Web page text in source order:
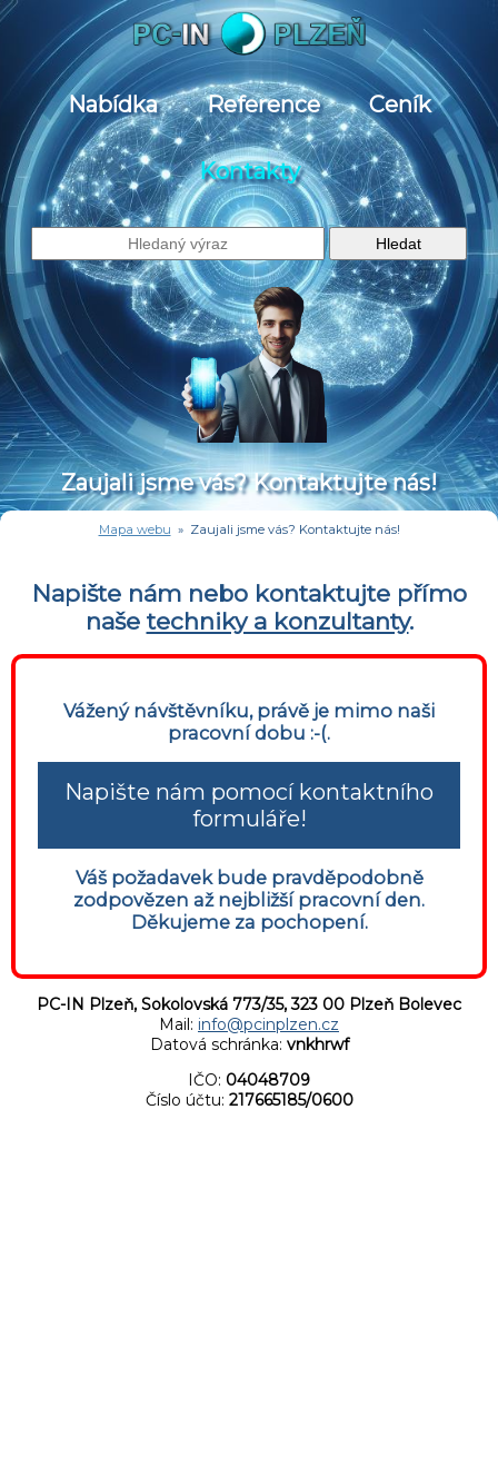
Nabídka Reference Ceník
Kontakty
Zaujali jsme vás? Kontaktujte nás!
Mapa webu » Zaujali jsme vás? Kontaktujte nás!
Napište nám nebo kontaktujte přímo
naše techniky a konzultanty.
Vážený návštěvníku, právě je mimo naši
pracovní dobu :-(.
Napište nám pomocí kontaktního
formuláře!
Váš požadavek bude pravděpodobně
zodpovězen až nejbližší pracovní den.
Děkujeme za pochopení.
PC-IN Plzeň, Sokolovská 773/35, 323 00 Plzeň Bolevec
Mail: info@pcinplzen.cz
Datová schránka: vnkhrwf
IČO: 04048709
Číslo účtu: 217665185/0600